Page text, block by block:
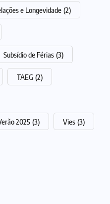
e Longevidade (2)
Subsídio de Férias (3)
TAEG (2)
2025 (3) Vies (3)